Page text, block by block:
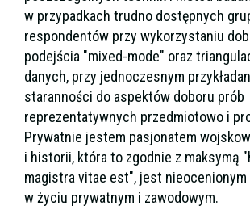
w przypadkach trudno dostępnych
respondentów przy wykorzystaniu
podejścia "mixed-mode" oraz
danych, przy jednoczesnym
staranności do aspektów doboru prób
reprezentatywnych przedmiotowo i
Prywatnie jestem pasjonatem
i historii, która to zgodnie z maksymą
magistra vitae est", jest
w życiu prywatnym i zawodowym.